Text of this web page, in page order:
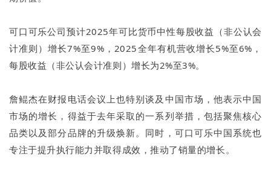
可口可乐公司预计2025年可比货币中性每股收益（非公认会
计准则）增长7%至9%，2025全年有机营收增长5%至6%，
每股收益（非公认会计准则）增长为2%至3%。
詹鲲杰在财报电话会议上也特别谈及中国市场，他表示中国
市场的增长，得益于去年采取的一系列举措，包括聚焦核心
品类以及部分品牌的升级焕新。同时，可口可乐中国系统也
专注于提升执行能力并取得成效，推动了销量的增长。